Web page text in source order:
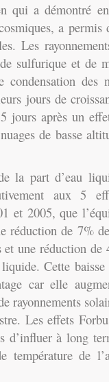
qui a démontré
a
Les
sulfurique et de
des
jours de
jours après un
de basse
la part d’eau
aux 5
et 2005, que
réduction de 7%
et une réduction de
Cette baisse
car elle
rayonnements
Les effets
d’influer à long
de